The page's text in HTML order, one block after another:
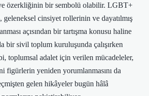
özerkliğinin bir sembolü olabilir. LGBT+
geleneksel cinsiyet rollerinin ve dayatılmış
açısından bir tartışma konusu haline
bir sivil toplum kuruluşunda çalışırken
toplumsal adalet için verilen mücadeleler,
figürlerin yeniden yorumlanmasını da
gelen hikâyeler bugün hâlâ